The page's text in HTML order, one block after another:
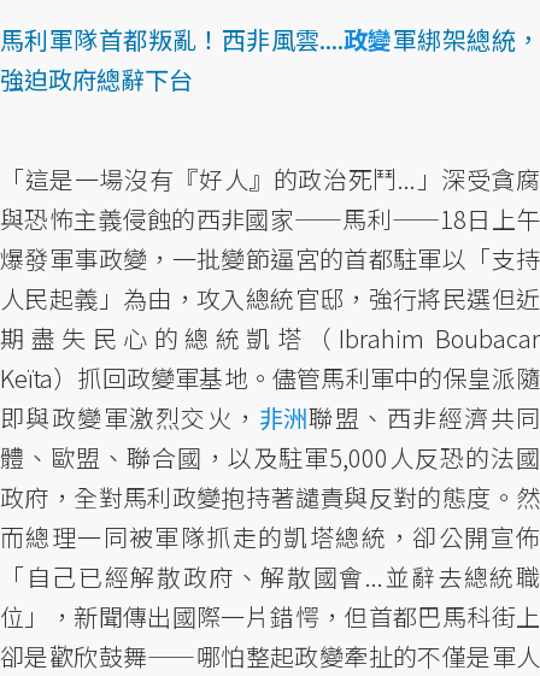
馬利軍隊首都叛亂！西非風雲....政變軍綁架總統，
強迫政府總辭下台
「這是一場沒有『好人』的政治死鬥...」深受貪腐
與恐怖主義侵蝕的西非國家——馬利——18日上午
爆發軍事政變，一批變節逼宮的首都駐軍以「支持
人民起義」為由，攻入總統官邸，強行將民選但近
期盡失民心的總統凱塔（Ibrahim Boubacar
Keïta）抓回政變軍基地。儘管馬利軍中的保皇派隨
即與政變軍激烈交火， 非洲聯盟、西非經濟共同
體、歐盟、聯合國，以及駐軍5,000人反恐的法國
政府，全對馬利政變抱持著譴責與反對的態度。然
而總理一同被軍隊抓走的凱塔總統，卻公開宣佈
「自己已經解散政府、解散國會...並辭去總統職
位」，新聞傳出國際一片錯愕，但首都巴馬科街上
卻是歡欣鼓舞——哪怕整起政變牽扯的不僅是軍人